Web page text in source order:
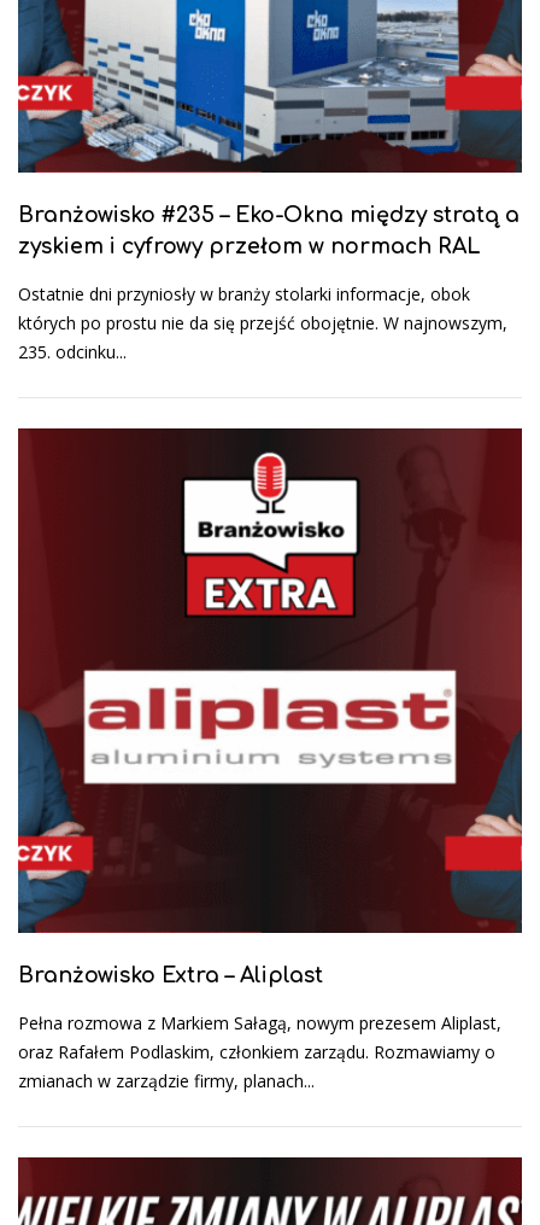
Branżowisko #235 – Eko-Okna między stratą a
zyskiem i cyfrowy przełom w normach RAL
Ostatnie dni przyniosły w branży stolarki informacje, obok
których po prostu nie da się przejść obojętnie. W najnowszym,
235. odcinku...
Branżowisko Extra – Aliplast
Pełna rozmowa z Markiem Sałagą, nowym prezesem Aliplast,
oraz Rafałem Podlaskim, członkiem zarządu. Rozmawiamy o
zmianach w zarządzie firmy, planach...